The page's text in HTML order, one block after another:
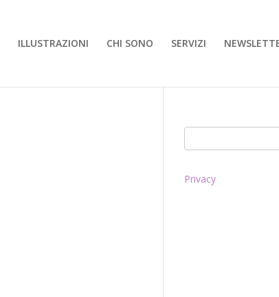
ILLUSTRAZIONI CHI SONO SERVIZI
Privacy